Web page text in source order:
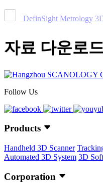
DefinSight Metrology
자료 다운로
Follow Us
Products
Handheld 3D Scanner
Automated 3D System 3D
Corporation